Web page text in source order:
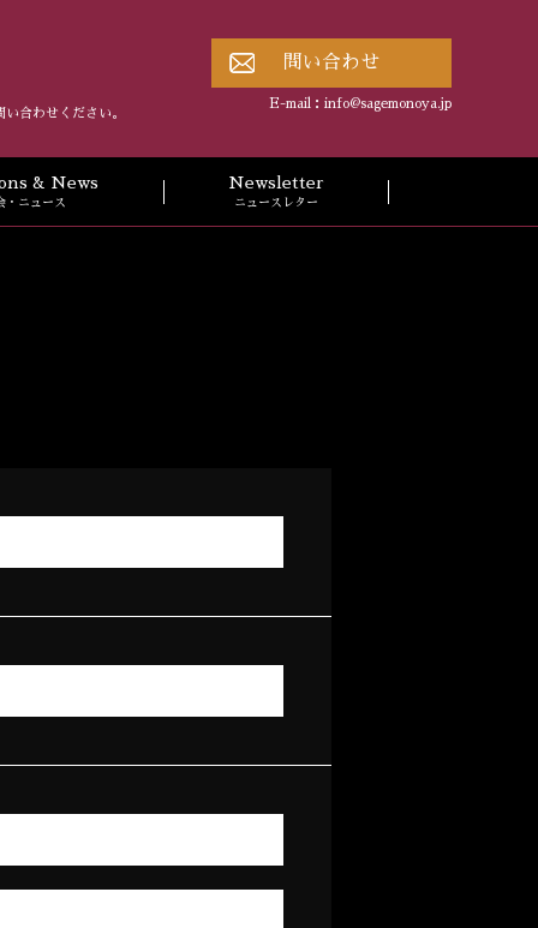
合わせください。
問い合わせ
E-mail： info@sagemonoya.jp
& News
・ニュース
Newsletter
ニュースレター